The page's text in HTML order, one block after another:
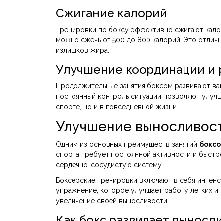
Сжигание калорий
Тренировки по боксу эффективно сжигают
можно сжечь от 500 до 800 калорий. Это
излишков жира.
Улучшение координации и
Продолжительные занятия боксом развивают
постоянный контроль ситуации позволяют
спорте, но и в повседневной жизни.
Улучшение
Одним из основных преимуществ занятий
спорта требует постоянной активности и
сердечно-сосудистую систему.
Боксерские тренировки включают в себя
упражнение, которое улучшает работу легких
увеличение своей выносливости.